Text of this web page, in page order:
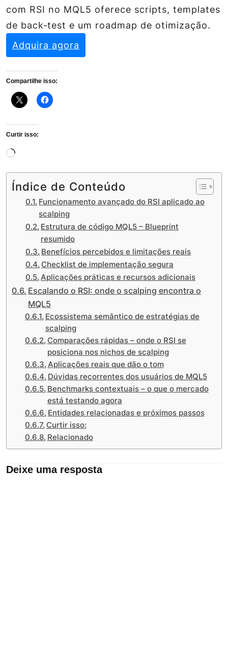
com RSI no MQL5 oferece scripts, templates
de back‑test e um roadmap de otimização.
Adquira agora
Compartilhe isso:
Curtir isso:
Carregando...
Índice de Conteúdo
Funcionamento avançado do RSI aplicado ao
scalping
Estrutura de código MQL5 – Blueprint
resumido
Benefícios percebidos e limitações reais
Checklist de implementação segura
Aplicações práticas e recursos adicionais
Escalando o RSI: onde o scalping encontra o
MQL5
Ecossistema semântico de estratégias de
scalping
Comparações rápidas – onde o RSI se
posiciona nos nichos de scalping
Aplicações reais que dão o tom
Dúvidas recorrentes dos usuários de MQL5
Benchmarks contextuais – o que o mercado
está testando agora
Entidades relacionadas e próximos passos
Curtir isso:
Relacionado
Deixe uma resposta